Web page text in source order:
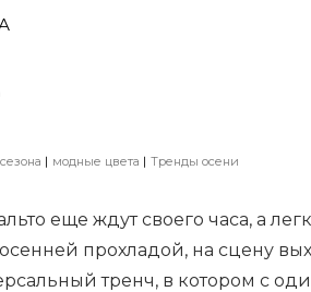
модные цвета Тренды осени
еще ждут своего часа, а
прохладой, на сцену
тренч, в котором с